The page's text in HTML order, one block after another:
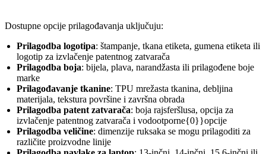
Dostupne opcije prilagođavanja uključuju:
Prilagodba logotipa: štampanje, tkana etiketa, gumena etiketa ili
logotip za izvlačenje patentnog zatvarača
Prilagodba boja: bijela, plava, narandžasta ili prilagođene boje
marke
Prilagođavanje tkanine: TPU mrežasta tkanina, debljina
materijala, tekstura površine i završna obrada
Prilagodba patent zatvarača: boja rajsferšlusa, opcija za
izvlačenje patentnog zatvarača i vodootporne{0}}opcije
Prilagodba veličine: dimenzije ruksaka se mogu prilagoditi za
različite proizvodne linije